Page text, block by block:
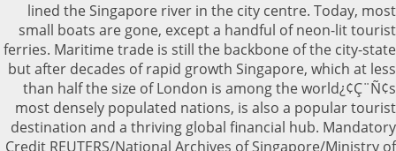
lined the Singapore river in the city centre. Today, most
small boats are gone, except a handful of neon-lit tourist
ferries. Maritime trade is still the backbone of the city-state
but after decades of rapid growth Singapore, which at less
than half the size of London is among the world¿¢Ç¨Ñ¢s
most densely populated nations, is also a popular tourist
destination and a thriving global financial hub. Mandatory
Credit REUTERS/National Archives of Singapore/Ministry of